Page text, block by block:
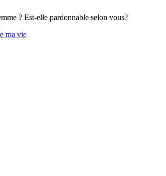
? Est-elle pardonnable selon vous?
ma vie